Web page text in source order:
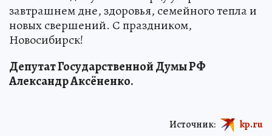
Желаю каждому новосибирцу уверенности в
завтрашнем дне, здоровья, семейного тепла и
новых свершений. С праздником,
Новосибирск!
Депутат Государственной Думы РФ